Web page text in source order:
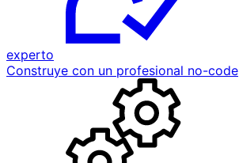
experto
Construye con un profesional no-code